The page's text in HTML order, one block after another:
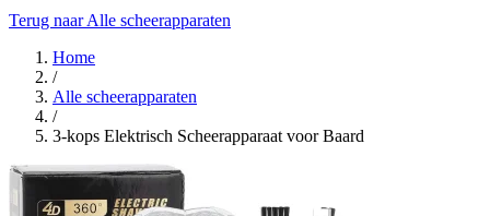
Terug naar Alle scheerapparaten
Home
/
Alle scheerapparaten
/
3-kops Elektrisch Scheerapparaat voor Baard